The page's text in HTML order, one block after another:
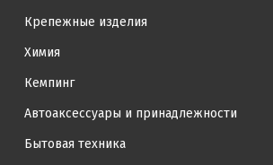
Крепежные изделия
Химия
Кемпинг
Автоаксессуары и принадлежности
Бытовая техника